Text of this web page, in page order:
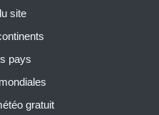
site
pays
gratuit